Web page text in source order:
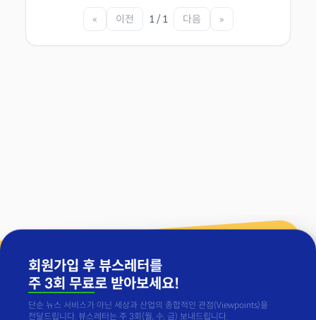
« 이전 1 / 1 다음 »
회원가입 후 뷰스레터를
주 3회 무료로 받아보세요!
단순 뉴스 서비스가 아닌 세상과 산업의 종합적인 관점(Viewpoints)을
전달드립니다. 뷰스레터는 주 3회(월, 수, 금) 보내드립니다.